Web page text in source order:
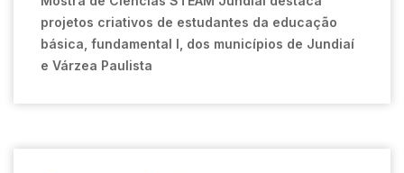
projetos criativos de estudantes da educação
básica, fundamental I, dos municípios de Jundiaí
e Várzea Paulista